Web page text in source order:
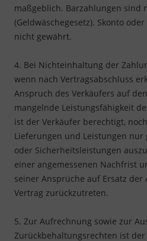
maßgeblich. Barzahlungen sind
(Geldwäschegesetz). Skonto
nicht gewährt.
4. Bei Nichteinhaltung der
wenn nach Vertragsabschluss
Anspruch des Verkäufers auf
mangelnde Leistungsfähigkeit
ist der Verkäufer berechtigt,
Lieferungen und Leistungen nur
oder Sicherheitsleistungen
einer angemessenen Nachfrist
seiner Ansprüche auf Ersatz der
Vertrag zurückzutreten.
5. Zur Aufrechnung sowie zur
Zurückbehaltungsrechten ist